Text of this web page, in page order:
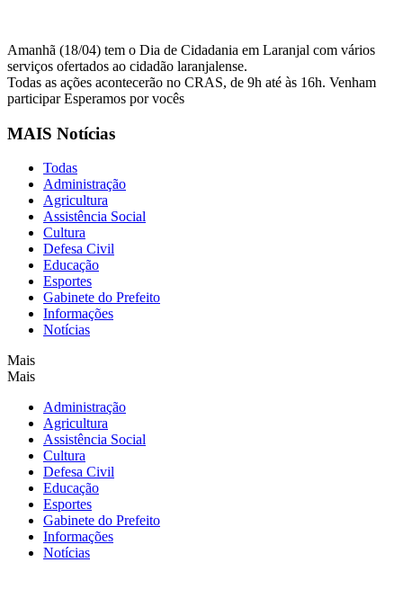
Amanhã (18/04) tem o Dia de Cidadania em Laranjal com vários
serviços ofertados ao cidadão laranjalense.
Todas as ações acontecerão no CRAS, de 9h até às 16h. Venham
participar Esperamos por vocês
MAIS Notícias
Todas
Administração
Agricultura
Assistência Social
Cultura
Defesa Civil
Educação
Esportes
Gabinete do Prefeito
Informações
Notícias
Mais
Mais
Administração
Agricultura
Assistência Social
Cultura
Defesa Civil
Educação
Esportes
Gabinete do Prefeito
Informações
Notícias